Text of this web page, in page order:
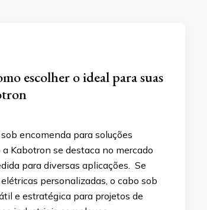
escolher o ideal para suas
encomenda para soluções
Kabotron se destaca no mercado
para diversas aplicações. Se
personalizadas, o cabo sob
e estratégica para projetos de